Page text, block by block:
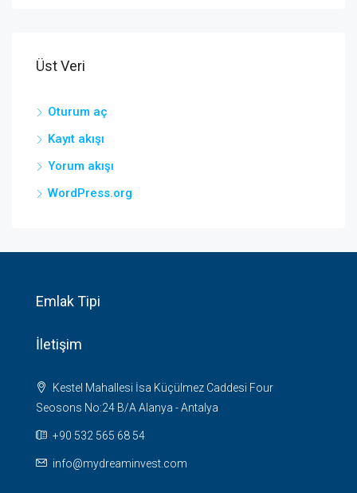
Üst Veri
Oturum aç
Kayıt akışı
Yorum akışı
WordPress.org
Emlak Tipi
İletişim
Kestel Mahallesi İsa Küçülmez Caddesi Four
Seosons No:24 B/A Alanya - Antalya
+90 532 565 68 54
info@mydreaminvest.com